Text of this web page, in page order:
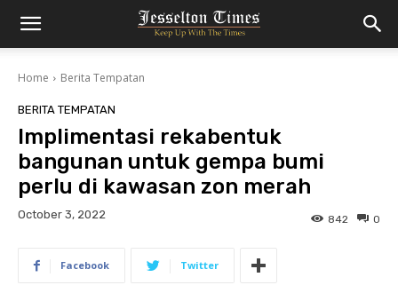
Home Berita Tempatan
BERITA TEMPATAN
Implimentasi rekabentuk
bangunan untuk gempa bumi
perlu di kawasan zon merah
October 3, 2022 0
842
Facebook Twitter